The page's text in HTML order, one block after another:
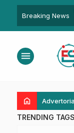
Breaking News
TVRI, Dialog
Kembali Digelar
menu
home
TRENDING TAGS